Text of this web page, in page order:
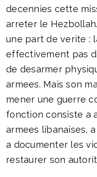
decennies cette
arreter le
une part de verite :
effectivement pas
de desarmer
armees. Mais son
mener une guerre
fonction consiste a
armees libanaises,
a documenter les
restaurer son